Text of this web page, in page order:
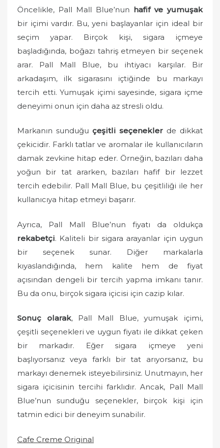
Öncelikle, Pall Mall Blue’nun hafif ve yumuşak
bir içimi vardır. Bu, yeni başlayanlar için ideal bir
seçim yapar. Birçok kişi, sigara içmeye
başladığında, boğazı tahriş etmeyen bir seçenek
arar. Pall Mall Blue, bu ihtiyacı karşılar. Bir
arkadaşım, ilk sigarasını içtiğinde bu markayı
tercih etti. Yumuşak içimi sayesinde, sigara içme
deneyimi onun için daha az stresli oldu.
Markanın sunduğu çeşitli seçenekler de dikkat
çekicidir. Farklı tatlar ve aromalar ile kullanıcıların
damak zevkine hitap eder. Örneğin, bazıları daha
yoğun bir tat ararken, bazıları hafif bir lezzet
tercih edebilir. Pall Mall Blue, bu çeşitliliği ile her
kullanıcıya hitap etmeyi başarır.
Ayrıca, Pall Mall Blue’nun fiyatı da oldukça
rekabetçi. Kaliteli bir sigara arayanlar için uygun
bir seçenek sunar. Diğer markalarla
kıyaslandığında, hem kalite hem de fiyat
açısından dengeli bir tercih yapma imkanı tanır.
Bu da onu, birçok sigara içicisi için cazip kılar.
Sonuç olarak, Pall Mall Blue, yumuşak içimi,
çeşitli seçenekleri ve uygun fiyatı ile dikkat çeken
bir markadır. Eğer sigara içmeye yeni
başlıyorsanız veya farklı bir tat arıyorsanız, bu
markayı denemek isteyebilirsiniz. Unutmayın, her
sigara içicisinin tercihi farklıdır. Ancak, Pall Mall
Blue’nun sunduğu seçenekler, birçok kişi için
tatmin edici bir deneyim sunabilir.
Cafe Creme Original